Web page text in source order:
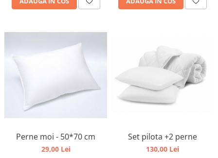
Perne moi - 50*70 cm
29,00 Lei
Set pilota +2 perne
130,00 Lei